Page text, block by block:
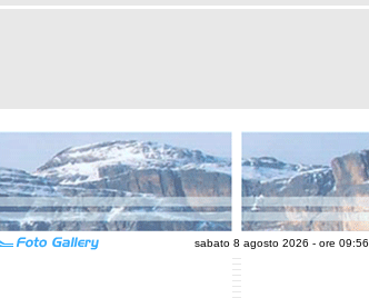
sabato 8 agosto 2026 - ore 09:56